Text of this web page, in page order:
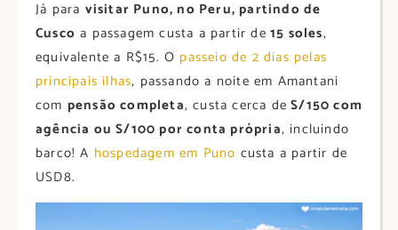
Já para visitar Puno, no Peru, partindo de
Cusco a passagem custa a partir de 15 soles,
equivalente a R$15. O passeio de 2 dias pelas
principais ilhas, passando a noite em Amantani
com pensão completa, custa cerca de S/150 com
agência ou S/100 por conta própria, incluindo
barco! A hospedagem em Puno custa a partir de
USD8.